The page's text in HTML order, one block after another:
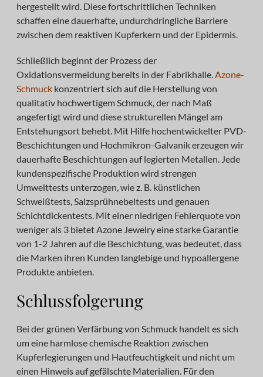
hergestellt wird. Diese fortschrittlichen Techniken
schaffen eine dauerhafte, undurchdringliche Barriere
zwischen dem reaktiven Kupferkern und der Epidermis.
Schließlich beginnt der Prozess der
Oxidationsvermeidung bereits in der Fabrikhalle.Azone-
Schmuckkonzentriert sich auf die Herstellung von
qualitativ hochwertigem Schmuck, der nach Maß
angefertigt wird und diese strukturellen Mängel am
Entstehungsort behebt. Mit Hilfe hochentwickelter PVD-
Beschichtungen und Hochmikron-Galvanik erzeugen wir
dauerhafte Beschichtungen auf legierten Metallen. Jede
kundenspezifische Produktion wird strengen
Umwelttests unterzogen, wie z. B. künstlichen
Schweißtests, Salzsprühnebeltests und genauen
Schichtdickentests. Mit einer niedrigen Fehlerquote von
weniger als 3 bietet Azone Jewelry eine starke Garantie
von 1-2 Jahren auf die Beschichtung, was bedeutet, dass
die Marken ihren Kunden langlebige und hypoallergene
Produkte anbieten.
Schlussfolgerung
Bei der grünen Verfärbung von Schmuck handelt es sich
um eine harmlose chemische Reaktion zwischen
Kupferlegierungen und Hautfeuchtigkeit und nicht um
einen Hinweis auf gefälschte Materialien. Für den